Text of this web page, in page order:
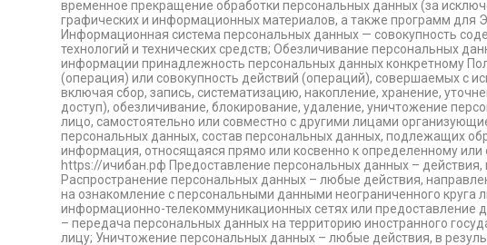
временное прекращение обработки персональных данных (за
графических и информационных материалов, а также программ для
Информационная система персональных данных — совокупность
технологий и технических средств; Обезличивание персональных
информации принадлежность персональных данных конкретному
(операция) или совокупность действий (операций), совершаемых с
включая сбор, запись, систематизацию, накопление, хранение,
доступ), обезличивание, блокирование, удаление, уничтожение
лицо, самостоятельно или совместно с другими лицами
персональных данных, состав персональных данных, подлежащих
информация, относящаяся прямо или косвенно к определенному
https://ичибан.рф Предоставление персональных данных –
Распространение персональных данных – любые действия,
на ознакомление с персональными данными неограниченного
информационно-телекоммуникационных сетях или
– передача персональных данных на территорию иностранного
лицу; Уничтожение персональных данных – любые действия, в